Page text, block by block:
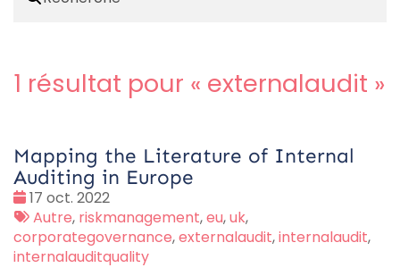
1 résultat pour « externalaudit »
Mapping the Literature of Internal
Auditing in Europe
Date
:
17 oct. 2022
Tags
:
Autre, riskmanagement,eu,uk,
corporategovernance,externalaudit,internalaudit,
internalauditquality